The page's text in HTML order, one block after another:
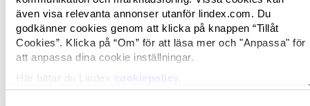
även visa relevanta annonser utanför lindex.com. Du
godkänner cookies genom att klicka på knappen “Tillåt
Cookies”. Klicka på “Om” för att läsa mer och "Anpassa" för
att anpassa dina cookie inställningar.
Här hittar du Lindex cookiepolicy.
Lindex finns idag med 467 butiker på 17
marknader, varav 41 franchisebutiker, samt
försäljning online världen över genom
tredjepartssamarbete.